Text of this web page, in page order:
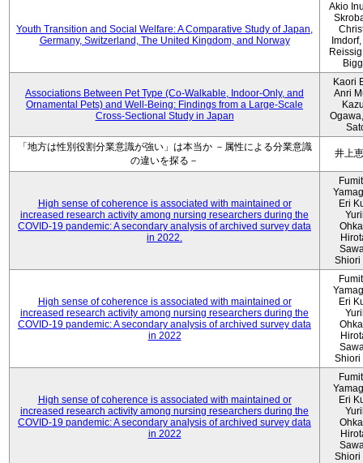
Youth Transition and Social Welfare: A Comparative Study of Japan,
Germany, Switzerland, The United Kingdom, and Norway
Akio
Associations Between Pet Type (Co-Walkable, Indoor-Only, and
Ornamental Pets) and Well-Being: Findings from a Large-Scale
Cross-Sectional Study in Japan
Kaori
Anri
「地方は性別役割分業意識が強い」は本当か －属性による分業意識
の違いを探る－
井上
High sense of coherence is associated with maintained or
increased research activity among nursing researchers during the
COVID-19 pandemic: A secondary analysis of archived survey data
in 2022.
Eri
Shiori
High sense of coherence is associated with maintained or
increased research activity among nursing researchers during the
COVID-19 pandemic: A secondary analysis of archived survey data
in 2022
Eri
Shiori
High sense of coherence is associated with maintained or
increased research activity among nursing researchers during the
COVID-19 pandemic: A secondary analysis of archived survey data
in 2022
Eri
Shiori